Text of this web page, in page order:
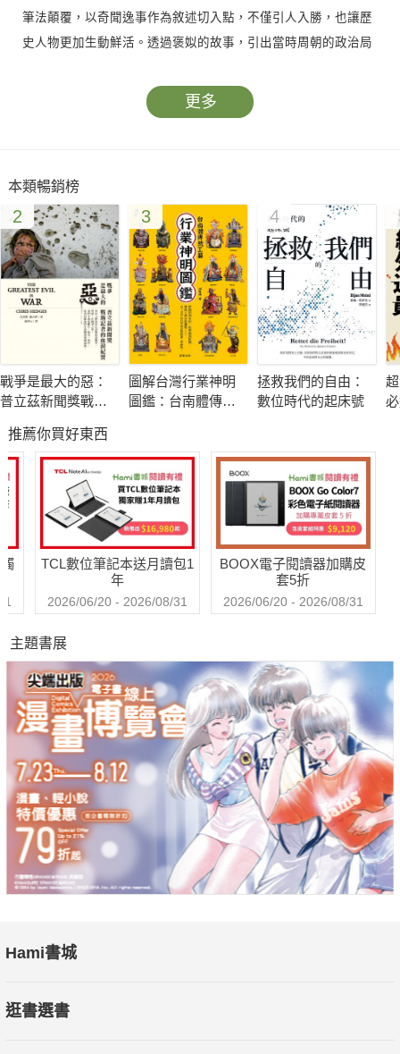
筆法顛覆，以奇聞逸事作為敘述切入點，不僅引人入勝，也讓歷
史人物更加生動鮮活。透過褒姒的故事，引出當時周朝的政治局
之子玄囂、訓鳥能手少昊、法治大臣皋陶、預測天象的伯益，到
後來轉投商湯的費昌，嬴姓家族的歷史軌跡猶如一部英雄史詩。
這一段落以神話與史實交錯的方式描述，兼具娛樂性與知識性，
讓讀者在輕鬆閱讀中了解到秦國祖先如何一步步由部落貴族演變
為中原強國的核心成員，並在歷史舞臺中嶄露頭角。
▎秦非子：從養馬起家的傳奇人物
真正奠定秦國地位的關鍵人物，是秦非子。他憑藉出色的養
馬技術，成功引起周孝王注意，獲得犬丘土地作為獎賞，並開始
「引種」戰馬的經過，展現其聰明才智與實務能力。透過生動的
敘述，讀者能夠清楚理解秦國早期並非一蹴而就，而是歷經艱
難、從邊緣小附庸一步步壯大，逐漸奠定日後稱霸六國的基礎。
▎戰亂與野心：秦仲與西陲的冒險
進入秦仲時代，秦國已具備一定規模，但仍面臨犬戎等外患
犬戎發起戰爭，最終戰死沙場，卻也激發其五子復仇，收復犬
丘，成為秦國歷史的轉捩點。作者以詼諧筆調描繪這場史詩般的
復仇與戰鬥，既有悲壯情懷，也有權謀機變，展現出秦國家族不
屈的精神與崛起的野心，為後續秦國強盛奠定堅實根基。
【本書特色】：
本書是《嬴氏王朝》第一卷，以詼諧幽默的文筆細談秦代的歷
史，打破傳統史書的嚴肅敘述風格，讓人讀來輕鬆愉快又印象深
刻。作者善於將人物性格具象化，拉近歷史與當代讀者的距離。
書中不僅有豐富的歷史背景，更結合神話、傳說與政治諷喻，呈
現出一種娛樂性與知識性兼具的閱讀體驗。
更多
本類暢銷榜
2
戰爭是最大的惡：
普立茲新聞獎戰地
3
圖解台灣行業神明
圖鑑：台南體傳統
4
拯救我們的自由：
數位時代的起床號
推薦你買好東西
TCL數位筆記本送月讀包1
年
2026/06/20 - 2026/08/31
BOOX電子閱讀器加購皮
套5折
2026/06/20 - 2026/08/31
主題書展
Hami書城
逛書選書